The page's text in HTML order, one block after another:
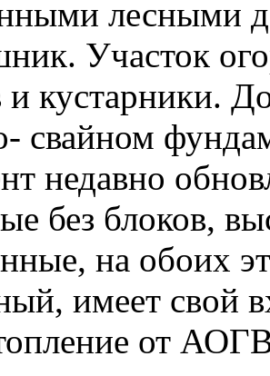
лесными
Участок
и кустарники.
свайном
недавно
без блоков,
на обоих
имеет свой
от